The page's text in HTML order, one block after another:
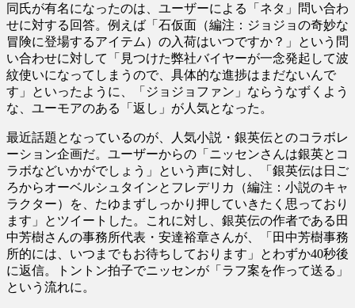
同氏が有名になったのは、ユーザーによる「ネタ」問い合わ
せに対する回答。例えば「石仮面（編注：ジョジョの奇妙な
冒険に登場するアイテム）の入荷はいつですか？」という問
い合わせに対して「見つけた弊社バイヤーが一念発起して波
紋使いになってしまうので、具体的な進捗はまだないんで
す」といったように、「ジョジョファン」ならうなずくよう
な、ユーモアのある「返し」が人気となった。
最近話題となっているのが、人気小説・銀英伝とのコラボレ
ーション企画だ。ユーザーからの「ニッセンさんは銀英とコ
ラボなどいかがでしょう」という声に対し、「銀英伝は日ご
ろからオーベルシュタインとフレデリカ（編注：小説のキャ
ラクター）を、たゆまずしっかり押していきたく思っており
ます」とツイートした。これに対し、銀英伝の作者である田
中芳樹さんの事務所代表・安達裕章さんが、「田中芳樹事務
所的には、いつまでもお待ちしております」とわずか40秒後
に返信。トントン拍子でニッセンが「ラフ案を作って送る」
という流れに。